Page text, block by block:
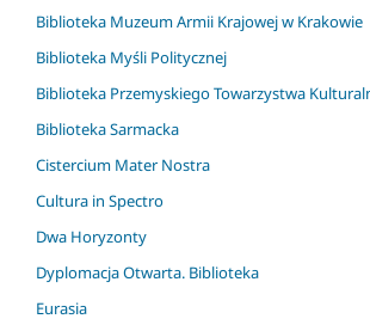
Biblioteka Muzeum Armii Krajowej w Krakowie
Biblioteka Myśli Politycznej
Biblioteka Przemyskiego Towarzystwa
Biblioteka Sarmacka
Cistercium Mater Nostra
Cultura in Spectro
Dwa Horyzonty
Dyplomacja Otwarta. Biblioteka
Eurasia